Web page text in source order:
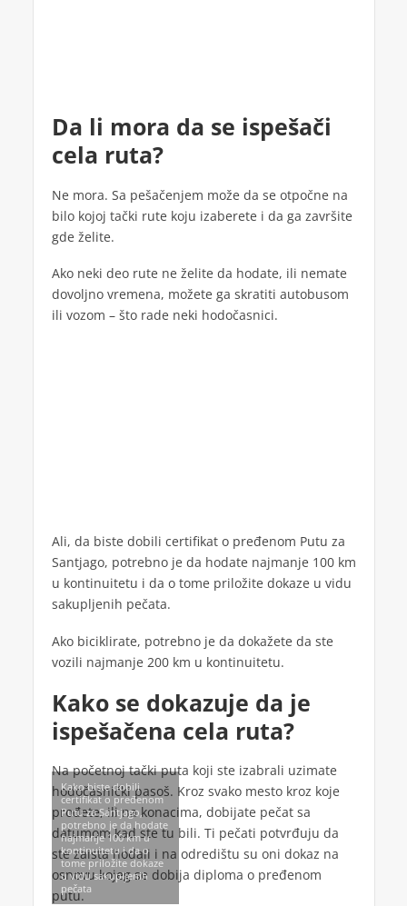
Da li mora da se ispešači
cela ruta?
Ne mora. Sa pešačenjem može da se otpočne na
bilo kojoj tački rute koju izaberete i da ga završite
gde želite.
Ako neki deo rute ne želite da hodate, ili nemate
dovoljno vremena, možete ga skratiti autobusom
ili vozom – što rade neki hodočasnici.
Ali, da biste dobili certifikat o pređenom Putu za
Santjago, potrebno je da hodate najmanje 100 km
u kontinuitetu i da o tome priložite dokaze u vidu
sakupljenih pečata.
Ako biciklirate, potrebno je da dokažete da ste
vozili najmanje 200 km u kontinuitetu.
Kako se dokazuje da je
ispešačena cela ruta?
Na početnoj tački puta koji ste izabrali uzimate
hodočasnički pasoš. Kroz svako mesto kroz koje
prođete, ili na konacima, dobijate pečat sa
datumom kad ste tu bili. Ti pečati potvrđuju da
ste zaista hodali i na odredištu su oni dokaz na
osnovu kojeg se dobija diploma o pređenom
putu.
Kako biste dobili
certifikat o pređenom
Putu za Santjago,
potrebno je da hodate
najmanje 100 km u
kontinuitetu i da o
tome priložite dokaze
u vidu sakupljenih
pečata